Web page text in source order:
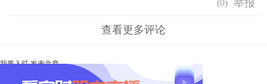
(0)
查看更多评论
我要入驻 发表文章